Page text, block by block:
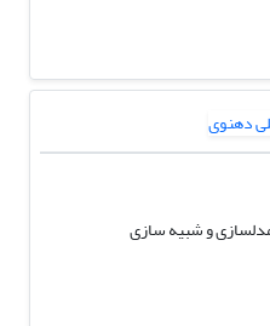
و شبیه سازی